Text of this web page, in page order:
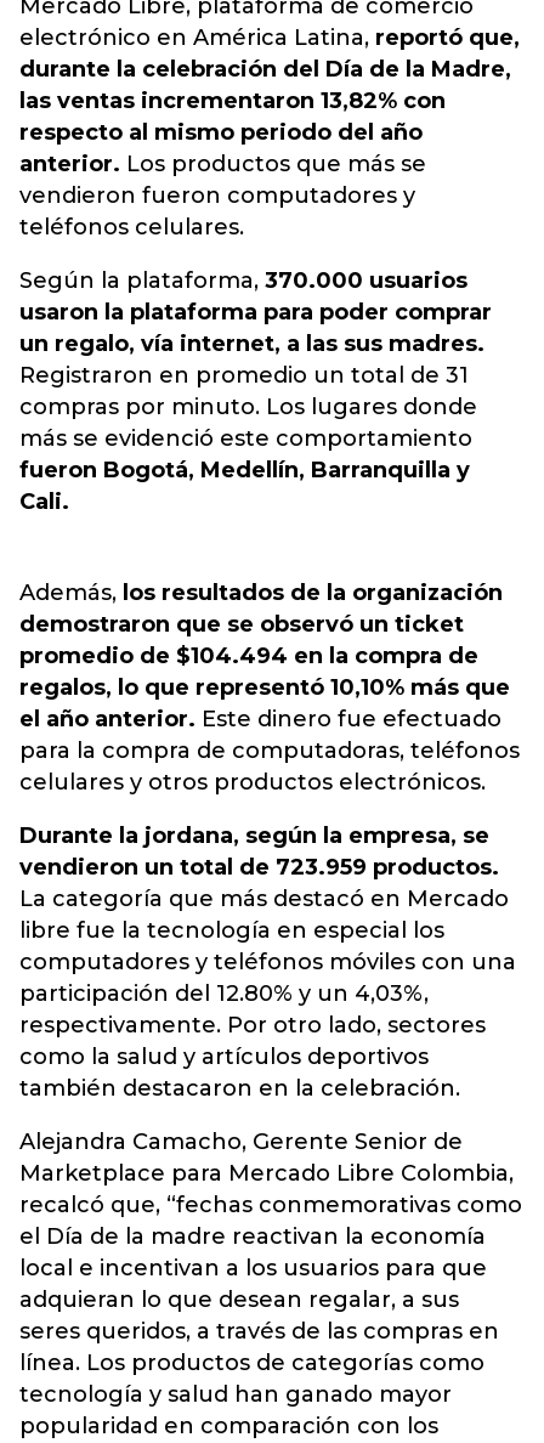
Mercado Libre, plataforma de comercio
electrónico en América Latina, reportó que,
durante la celebración del Día de la Madre,
las ventas incrementaron 13,82% con
respecto al mismo periodo del año
anterior. Los productos que más se
vendieron fueron computadores y
teléfonos celulares.
Según la plataforma, 370.000 usuarios
usaron la plataforma para poder comprar
un regalo, vía internet, a las sus madres.
Registraron en promedio un total de 31
compras por minuto. Los lugares donde
más se evidenció este comportamiento
fueron Bogotá, Medellín, Barranquilla y
Cali.
Además, los resultados de la organización
demostraron que se observó un ticket
promedio de $104.494 en la compra de
regalos, lo que representó 10,10% más que
el año anterior. Este dinero fue efectuado
para la compra de computadoras, teléfonos
celulares y otros productos electrónicos.
Durante la jordana, según la empresa, se
vendieron un total de 723.959 productos.
La categoría que más destacó en Mercado
libre fue la tecnología en especial los
computadores y teléfonos móviles con una
participación del 12.80% y un 4,03%,
respectivamente. Por otro lado, sectores
como la salud y artículos deportivos
también destacaron en la celebración.
Alejandra Camacho, Gerente Senior de
Marketplace para Mercado Libre Colombia,
recalcó que, “fechas conmemorativas como
el Día de la madre reactivan la economía
local e incentivan a los usuarios para que
adquieran lo que desean regalar, a sus
seres queridos, a través de las compras en
línea. Los productos de categorías como
tecnología y salud han ganado mayor
popularidad en comparación con los